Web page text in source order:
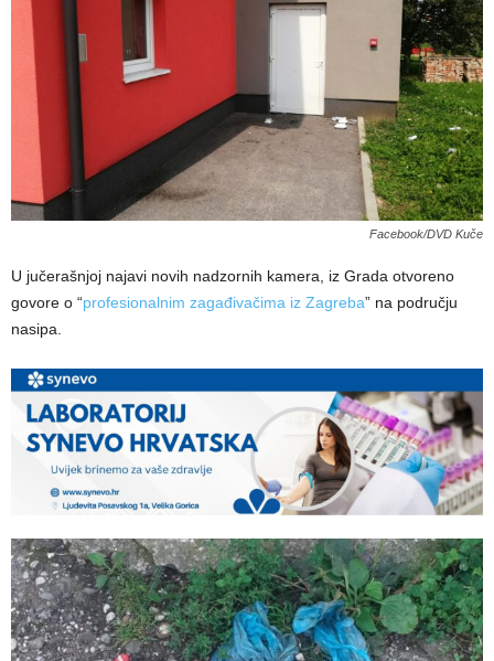
Facebook/DVD Kuče
U jučerašnjoj najavi novih nadzornih kamera, iz Grada otvoreno
govore o “profesionalnim zagađivačima iz Zagreba” na području
nasipa.